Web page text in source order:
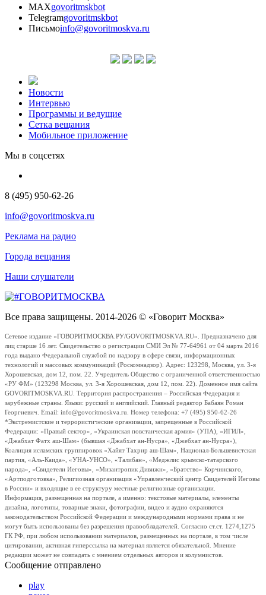
MAXgovoritmskbot
Telegramgovoritmskbot
Письмоinfo@govoritmoskva.ru
Новости
Интервью
Программы и ведущие
Сетка вещания
Мобильное приложение
Мы в соцсетях
8 (495) 950-62-26
info@govoritmoskva.ru
Реклама на радио
Города вещания
Наши слушатели
Все права защищены. 2014-2026 © «Говорит Москва»
Сетевое издание «ГОВОРИТМОСКВА.РУ/GOVORITMOSKVA.RU». Предназначено для
лиц старше 16 лет. Свидетельство о регистрации СМИ Эл № 77-64961 от 04 марта 2016
года выдано Федеральной службой по надзору в сфере связи, информационных
технологий и массовых коммуникаций (Роскомнадзор). Адрес: 123298, Москва, ул. 3-я
Хорошевская, дом 12, пом. 22. Учредитель Общество с ограниченной ответственностью
«РУ ФМ» (123298 Москва, ул. 3-я Хорошевская, дом 12, пом. 22). Доменное имя сайта
GOVORITMOSKVA.RU. Территория распространения – Российская Федерация и
зарубежные страны. Языки: русский и английский. Главный редактор Бабаян Роман
Георгиевич. Email: info@govoritmoskva.ru. Номер телефона: +7 (495) 950-62-26
*Экстремистские и террористические организации, запрещенные в Российской
Федерации: «Правый сектор», «Украинская повстанческая армия» (УПА), «ИГИЛ»,
«Джабхат Фатх аш-Шам» (бывшая «Джабхат ан-Нусра», «Джебхат ан-Нусра»),
Коалиция исламских группировок «Хайят Тахрир аш-Шам», Национал-Большевистская
партия, «Аль-Каида», «УНА-УНСО», «Талибан», «Меджлис крымско-татарского
народа», «Свидетели Иеговы», «Мизантропик Дивижн», «Братство» Корчинского,
«Артподготовка», Религиозная организация «Управленческий центр Свидетелей Иеговы
в России» и входящие в ее структуру местные религиозные организации.
Информация, размещенная на портале, а именно: текстовые материалы, элементы
дизайна, логотипы, товарные знаки, фотографии, видео и аудио охраняются
законодательством Российской Федерации и международными нормами права и не
могут быть использованы без разрешения правообладателей. Согласно ст.ст. 1274,1275
ГК РФ, при любом использовании материалов, размещенных на портале, в том числе
цитировании, активная гиперссылка на материал является обязательной. Мнение
редакции может не совпадать с мнением отдельных авторов и колумнистов.
Сообщение отправлено
play